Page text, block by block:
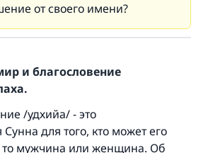
от своего имени?
и благословение
/удхийа/ - это
для того, кто может его
то мужчина или женщина. Об